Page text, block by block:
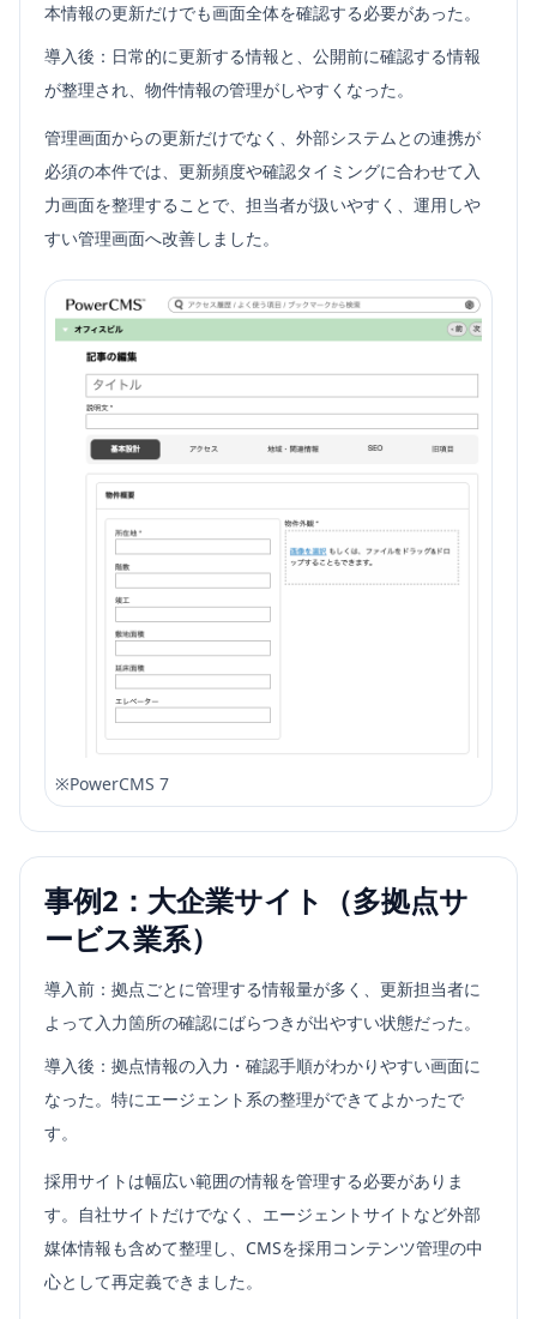
本情報の更新だけでも画面全体を確認する必要があった。
導入後：日常的に更新する情報と、公開前に確認する情報
が整理され、物件情報の管理がしやすくなった。
管理画面からの更新だけでなく、外部システムとの連携が
必須の本件では、更新頻度や確認タイミングに合わせて入
力画面を整理することで、担当者が扱いやすく、運用しや
すい管理画面へ改善しました。
※PowerCMS 7
事例2：大企業サイト（多拠点サ
ービス業系）
導入前：拠点ごとに管理する情報量が多く、更新担当者に
よって入力箇所の確認にばらつきが出やすい状態だった。
導入後：拠点情報の入力・確認手順がわかりやすい画面に
なった。特にエージェント系の整理ができてよかったで
す。
採用サイトは幅広い範囲の情報を管理する必要がありま
す。自社サイトだけでなく、エージェントサイトなど外部
媒体情報も含めて整理し、CMSを採用コンテンツ管理の中
心として再定義できました。